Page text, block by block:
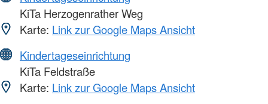
KiTa Herzogenrather Weg
Karte: Link zur Google Maps Ansicht
Kindertageseinrichtung
KiTa Feldstraße
Karte: Link zur Google Maps Ansicht